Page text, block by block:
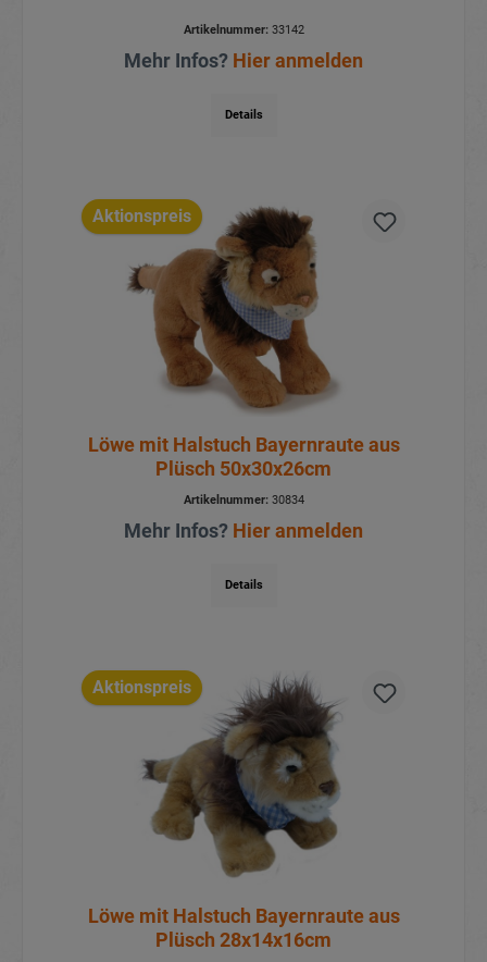
Artikelnummer:33142
Mehr Infos? Hier anmelden
Details
Aktionspreis
Löwe mit Halstuch Bayernraute aus
Plüsch 50x30x26cm
Artikelnummer:30834
Mehr Infos? Hier anmelden
Details
Aktionspreis
Löwe mit Halstuch Bayernraute aus
Plüsch 28x14x16cm